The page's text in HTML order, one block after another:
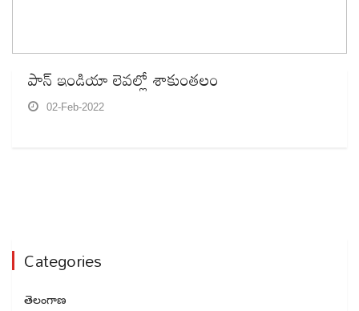
పాన్‌ ఇండియా లెవల్లో శాకుంతలం
02-Feb-2022
Categories
తెలంగాణ